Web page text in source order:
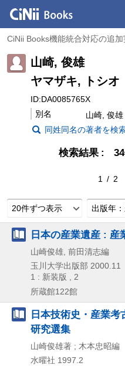
CiNii Books機能統合対応の追
山崎, 俊雄
ヤマザキ, トシオ
ID:DA0085765X
別名
山崎, 俊雄
同姓同名の著者を検
検索結果
1 / 2
20件ずつ表示 出版年
日本の産業遺産 : 産
山崎俊雄, 前田清志編
玉川大学出版部 2000.11
1 : 新装版 , 2
所蔵館122館
日本技術史・産業考
研究選集
山崎俊雄著 ; 木本忠昭編
水曜社 1997.2